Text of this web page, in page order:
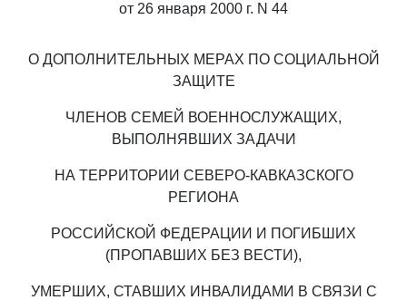
от 26 января 2000 г. N 44
О ДОПОЛНИТЕЛЬНЫХ МЕРАХ ПО СОЦИАЛЬНОЙ
ЗАЩИТЕ
ЧЛЕНОВ СЕМЕЙ ВОЕННОСЛУЖАЩИХ,
ВЫПОЛНЯВШИХ ЗАДАЧИ
НА ТЕРРИТОРИИ СЕВЕРО-КАВКАЗСКОГО
РЕГИОНА
РОССИЙСКОЙ ФЕДЕРАЦИИ И ПОГИБШИХ
(ПРОПАВШИХ БЕЗ ВЕСТИ),
УМЕРШИХ, СТАВШИХ ИНВАЛИДАМИ В СВЯЗИ С